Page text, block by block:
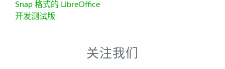
Snap 格式的 LibreOffice
开发测试版
关注我们